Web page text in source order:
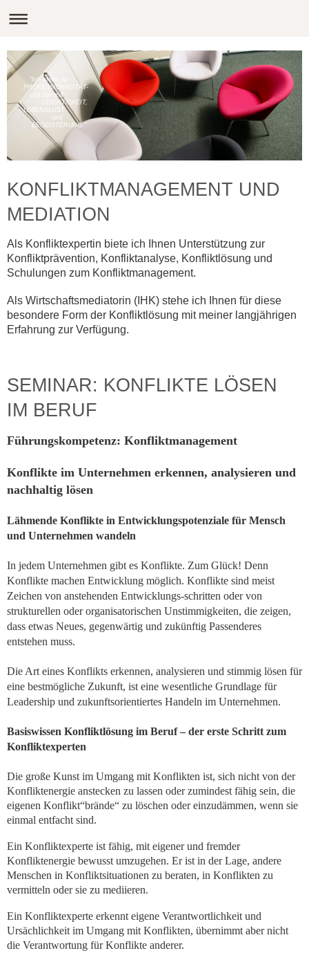
"Ich stehe für
PROFESSIONALITÄT-
und das mit
LEICHTIGKEIT,
LEBENSLUST
und
BEGEISTERUNG."
KONFLIKTMANAGEMENT UND
MEDIATION
Als Konfliktexpertin biete ich Ihnen Unterstützung zur
Konfliktprävention, Konfliktanalyse, Konfliktlösung und
Schulungen zum Konfliktmanagement.
Als Wirtschaftsmediatorin (IHK) stehe ich Ihnen für diese
besondere Form der Konfliktlösung mit meiner langjährigen
Erfahrung zur Verfügung.
SEMINAR: KONFLIKTE LÖSEN
IM BERUF
Führungskompetenz: Konfliktmanagement
Konflikte im Unternehmen erkennen, analysieren und
nachhaltig lösen
Lähmende Konflikte in Entwicklungspotenziale für Mensch
und Unternehmen wandeln
In jedem Unternehmen gibt es Konflikte. Zum Glück! Denn
Konflikte machen Entwicklung möglich. Konflikte sind meist
Zeichen von anstehenden Entwicklungs-schritten oder von
strukturellen oder organisatorischen Unstimmigkeiten, die zeigen,
dass etwas Neues, gegenwärtig und zukünftig Passenderes
entstehen muss.
Die Art eines Konflikts erkennen, analysieren und stimmig lösen für
eine bestmögliche Zukunft, ist eine wesentliche Grundlage für
Leadership und zukunftsorientiertes Handeln im Unternehmen.
Basiswissen Konfliktlösung im Beruf – der erste Schritt zum
Konfliktexperten
Die große Kunst im Umgang mit Konflikten ist, sich nicht von der
Konfliktenergie anstecken zu lassen oder zumindest fähig sein, die
eigenen Konflikt“brände“ zu löschen oder einzudämmen, wenn sie
einmal entfacht sind.
Ein Konfliktexperte ist fähig, mit eigener und fremder
Konfliktenergie bewusst umzugehen. Er ist in der Lage, andere
Menschen in Konfliktsituationen zu beraten, in Konflikten zu
vermitteln oder sie zu mediieren.
Ein Konfliktexperte erkennt eigene Verantwortlichkeit und
Ursächlichkeit im Umgang mit Konflikten, übernimmt aber nicht
die Verantwortung für Konflikte anderer.